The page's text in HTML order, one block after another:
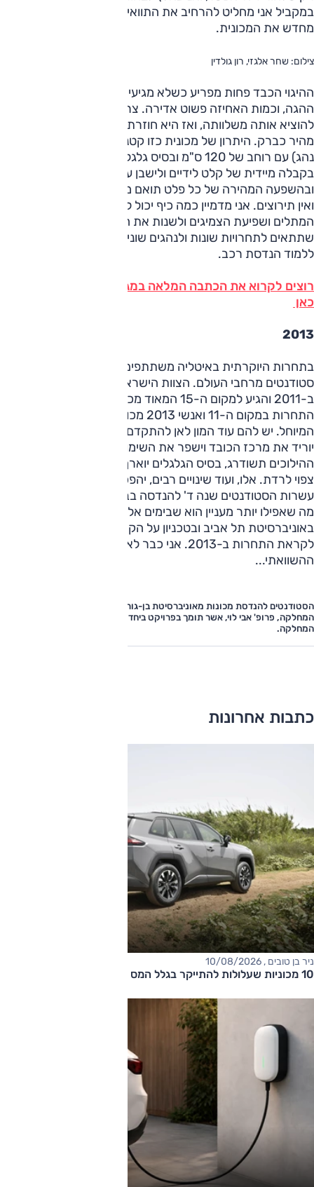
במקביל אני מחליט להרחיב את התוואי, מגביר מהירות ומגלה
מחדש את המכונית.
צילום: שחר אלגזי, רון גולדין
ההיגוי הכבד פחות מפריע כשלא מגיעים אפילו לרבע סיבוב של
ההגה, וכמות האחיזה פשוט אדירה. צריך להגזים מאוד בשביל
להוציא אותה משלוותה, ואז היא חוזרת לסורה ועוקצת עם זנב
בקבלה מיידית של קלט לידיים ולישבן עם כל תנועה של הצמיגים,
ובהשפעה המהירה של כל פלט תואם מצד הנהג. אין פילטרים
ואין תירוצים. אני מדמיין כמה כיף יכול להיות לשחק עם ההיגוי,
המתלים ושפיעת הצמיגים ולשנות את המכונית מקצה לקצה, כך
שתתאים לתחרויות שונות ולנהגים שונים. פתאום מתחשק לי
ללמוד הנדסת רכב.
רוצים לקרוא את הכתבה המלאה במגזין אוטו ינואר - לחצו
כאן
2013
סטודנטים מרחבי העולם. הצוות הישראלי הראשון התחרה שם
התחרות במקום ה-11 ואנשי 2013 מכוונים היישר אל הטופ-טן
המיוחל. יש להם עוד המון לאן להתקדם: שימוש בעוקת שמן יבשה
יוריד את מרכז הכובד וישפר את השימון בעומסי צד, תיבת
ההילוכים תשודרג, בסיס הגלגלים יוארך, בעוד המשקל הכולל
צפוי לרדת. אלו, ועוד שינויים רבים, יהפכו את השנה של כמה
עשרות הסטודנטים שנה ד' להנדסה בבן גוריון למעניינת במיוחד.
מה שאפילו יותר מעניין הוא שבימים אלה שוקדים סטודנטים
באוניברסיטת תל אביב ובטכניון על הקמת קבוצות משלהם
לקראת התחרות ב-2013. אני כבר לא יכול לחכות למבחן
ההשוואתי...
הסטודנטים להנדסת מכונות מאוניברסיטת בן-גוריון מעוניינים להודות לראש
המחלקה, פרופ' אבי לוי, אשר תומך בפרויקט ביחד עם כלל הסגל הטכני של
המחלקה.
כתבות אחרונות
ניר בן טובים , 10/08/2026
10 מכוניות שעלולות להתייקר בגלל המס הירוק